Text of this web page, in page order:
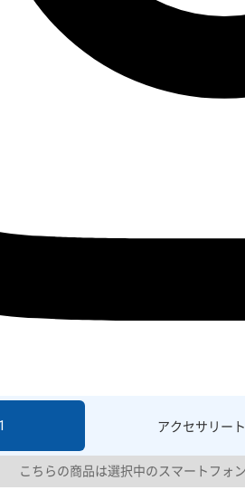
アクセサリー
こちらの商品は選択中のスマートフォ